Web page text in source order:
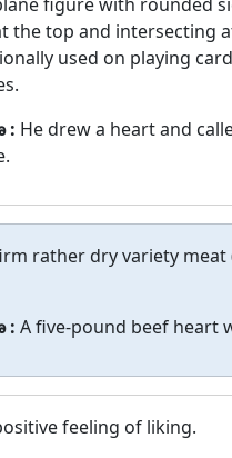
the top and intersecting
used on playing
: He drew a heart and
rather dry variety meat
: A five-pound beef heart
feeling of liking.